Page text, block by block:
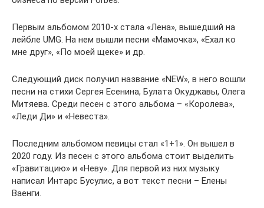
Первым альбомом 2010-х стала «Лена», вышедший на
лейбле UMG. На нем вышли песни «Мамочка», «Ехал ко
мне друг», «По моей щеке» и др.
Следующий диск получил название «NEW», в него вошли
песни на стихи Сергея Есенина, Булата Окуджавы, Олега
Митяева. Среди песен с этого альбома – «Королева»,
«Леди Ди» и «Невеста».
Последним альбомом певицы стал «1+1». Он вышел в
2020 году. Из песен с этого альбома стоит выделить
«Гравитацию» и «Неву». Для первой из них музыку
написал Интарс Бусулис, а вот текст песни – Елены
Ваенги.